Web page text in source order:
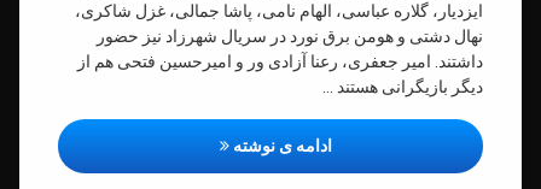
ایزدیار، گلاره عباسی، الهام نامی، پاشا جمالی، غزل شاکری،
نهال دشتی و هومن برق نورد در سریال شهرزاد نیز حضور
داشتند. امیر جعفری، رعنا آزادی ور و امیرحسین فتحی هم از
دیگر بازیگرانی هستند …
ادامه ی نوشتهدانلود سریال جیران